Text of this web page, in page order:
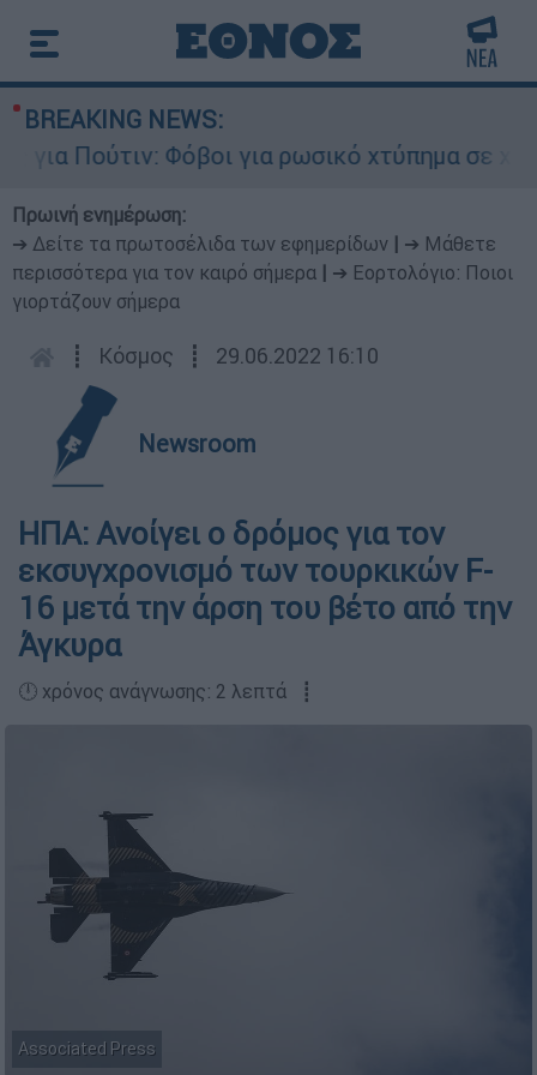
BREAKING NEWS:
Πούτιν: Φόβοι για ρωσικό χτύπημα σε
Πρωινή ενημέρωση:
➔ Δείτε τα πρωτοσέλιδα των εφημερίδων
➔ Μάθετε
περισσότερα για τον καιρό σήμερα
➔ Εορτολόγιο: Ποιοι
γιορτάζουν σήμερα
┋ Κόσμος ┋ 29.06.2022 16:10
Newsroom
ΗΠΑ: Ανοίγει ο δρόμος για τον
εκσυγχρονισμό των τουρκικών F-
16 μετά την άρση του βέτο από την
Άγκυρα
🕛 χρόνος ανάγνωσης: 2 λεπτά ┋
Associated Press